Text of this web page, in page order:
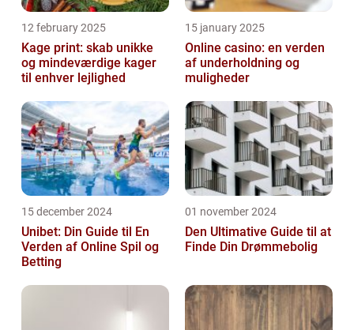
12 february 2025
Kage print: skab unikke
og mindeværdige kager
til enhver lejlighed
15 january 2025
Online casino: en verden
af underholdning og
muligheder
15 december 2024
Unibet: Din Guide til En
Verden af Online Spil og
Betting
01 november 2024
Den Ultimative Guide til at
Finde Din Drømmebolig